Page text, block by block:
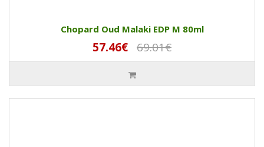
Chopard Oud Malaki EDP M 80ml
57.46€ 69.01€